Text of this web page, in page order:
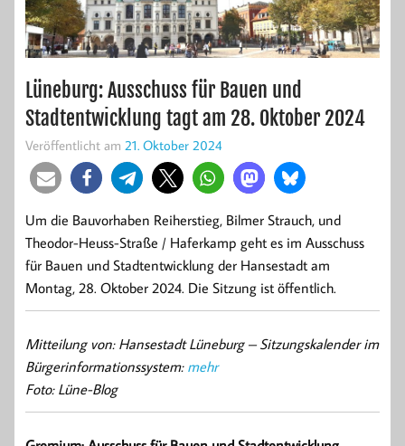
Lüneburg: Ausschuss für Bauen und
Stadtentwicklung tagt am 28. Oktober 2024
Veröffentlicht am 21. Oktober 2024
Um die Bauvorhaben Reiherstieg, Bilmer Strauch, und
Theodor-Heuss-Straße / Haferkamp geht es im Ausschuss
für Bauen und Stadtentwicklung der Hansestadt am
Montag, 28. Oktober 2024. Die Sitzung ist öffentlich.
Mitteilung von: Hansestadt Lüneburg –Sitzungskalender im
Bürgerinformationssystem: mehr
Foto: Lüne-Blog